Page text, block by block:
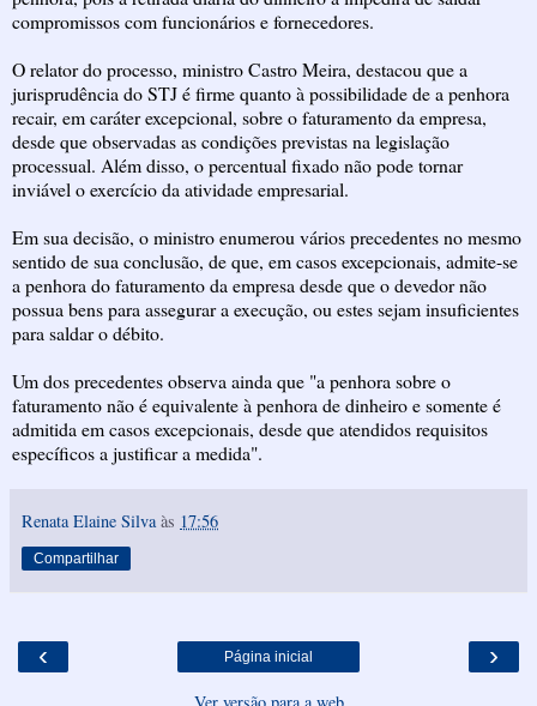
compromissos com funcionários e fornecedores.
O relator do processo, ministro Castro Meira, destacou que a
jurisprudência do STJ é firme quanto à possibilidade de a penhora
recair, em caráter excepcional, sobre o faturamento da empresa,
desde que observadas as condições previstas na legislação
processual. Além disso, o percentual fixado não pode tornar
inviável o exercício da atividade empresarial.
Em sua decisão, o ministro enumerou vários precedentes no mesmo
sentido de sua conclusão, de que, em casos excepcionais, admite-se
a penhora do faturamento da empresa desde que o devedor não
possua bens para assegurar a execução, ou estes sejam insuficientes
para saldar o débito.
Um dos precedentes observa ainda que "a penhora sobre o
faturamento não é equivalente à penhora de dinheiro e somente é
admitida em casos excepcionais, desde que atendidos requisitos
específicos a justificar a medida".
Renata Elaine Silva às 17:56
Compartilhar
‹ ›
Página inicial